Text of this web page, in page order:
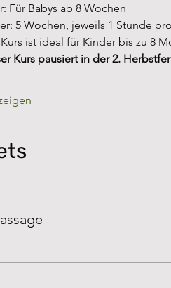
Für Babys ab 8 Wochen
5 Wochen, jeweils 1 Stunde
ist ideal für Kinder bis zu 8
Kurs pausiert in der 2.